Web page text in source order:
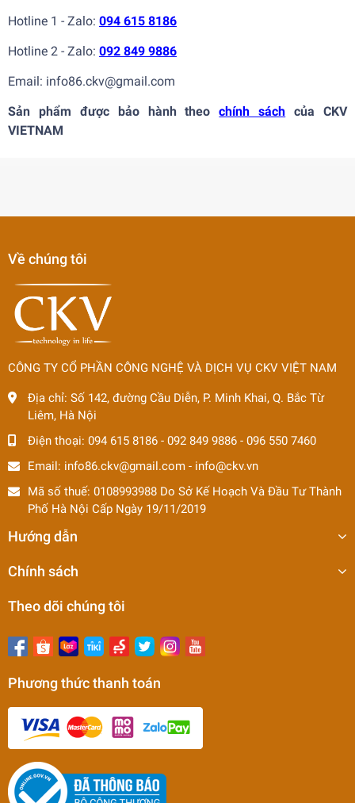
Hotline 1 - Zalo: 094 615 8186
Hotline 2 - Zalo: 092 849 9886
Email: info86.ckv@gmail.com
Sản phẩm được bảo hành theochính sách của CKV
VIETNAM
Về chúng tôi
CÔNG TY CỔ PHẦN CÔNG NGHỆ VÀ DỊCH VỤ CKV VIỆT NAM
Địa chỉ: Số 142, đường Cầu Diễn, P. Minh Khai, Q. Bắc Từ
Liêm, Hà Nội
Điện thoại: 094 615 8186 - 092 849 9886 - 096 550 7460
Email: info86.ckv@gmail.com - info@ckv.vn
Mã số thuế: 0108993988 Do Sở Kế Hoạch Và Đầu Tư Thành
Phố Hà Nội Cấp Ngày 19/11/2019
Hướng dẫn
Chính sách
Theo dõi chúng tôi
Phương thức thanh toán